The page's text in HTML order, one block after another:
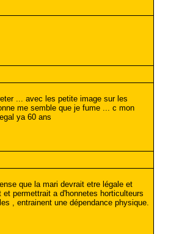
... avec les petite image sur les
me semble que je fume ... c mon
ya 60 ans
que la mari devrait etre légale et
permettrait a d'honnetes horticulteurs
, entrainent une dépendance physique.